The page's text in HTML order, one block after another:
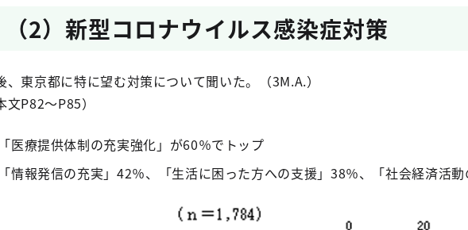
（2）新型コロナウイルス感染症対策
、東京都に特に望む対策について聞いた。（3M.A.）
文P82～P85）
「医療提供体制の充実強化」が60％でトップ
「情報発信の充実」42％、「生活に困った方への支援」38％、「社会経済活